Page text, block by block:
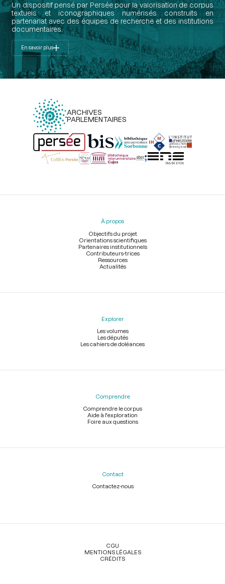
Un dispositif pensé par Persée pour la valorisation de corpus
textuels et iconographiques numérisés construits en
partenariat avec des équipes de recherche et des institutions
documentaires.
En savoir plus
ARCHIVES
PARLEMENTAIRES
Menu
À propos
Objectifs du projet
Orientations scientifiques
Partenaires institutionnels
Contributeurs-trices
Ressources
Actualités
Explorer
Les volumes
Les députés
Les cahiers de doléances
Comprendre
Comprendre le corpus
Aide à l'exploration
Foire aux questions
Contact
Contactez-nous
Légal
CGU
MENTIONS LÉGALES
CRÉDITS